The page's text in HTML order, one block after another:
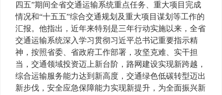
四五”期间全省交通运输系统重点任务、重大项目完成
情况和“十五五”综合交通规划及重大项目谋划等工作的
汇报。他指出，近年来特别是三年行动实施以来，全省
交通运输系统深入学习贯彻习近平总书记重要指示精
神，按照省委、省政府工作部署，攻坚克难、实干担
当，交通领域投资迈上新台阶，路网建设实现新跨越，
综合运输服务能力达到新高度，交通绿色低碳转型迈出
新步伐，安全应急保障能力实现新提升，为全面振兴新